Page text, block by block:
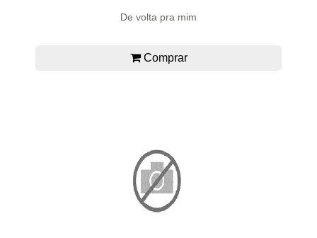
De volta pra mim
Comprar